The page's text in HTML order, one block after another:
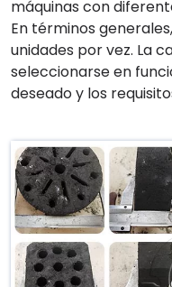
máquinas con
En términos
unidades por vez. La
seleccionarse en
deseado y los